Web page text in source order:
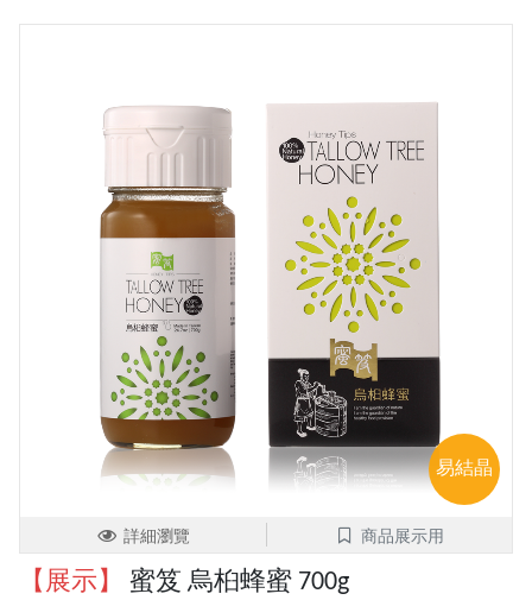
易結晶
詳細瀏覽 商品展示用
【展示】 蜜笈 烏桕蜂蜜 700g